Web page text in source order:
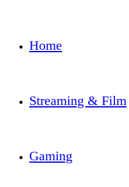
Home
Streaming & Film
Gaming